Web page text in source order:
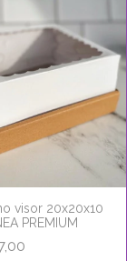
visor 20x20x10
PREMIUM